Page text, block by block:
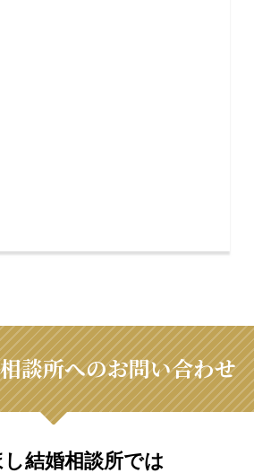
談所へのお問い合わせ
結婚相談所では